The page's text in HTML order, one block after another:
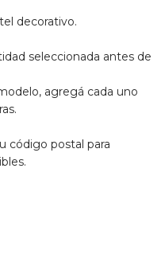
decorativo.
seleccionada antes de
agregá cada uno
código postal para